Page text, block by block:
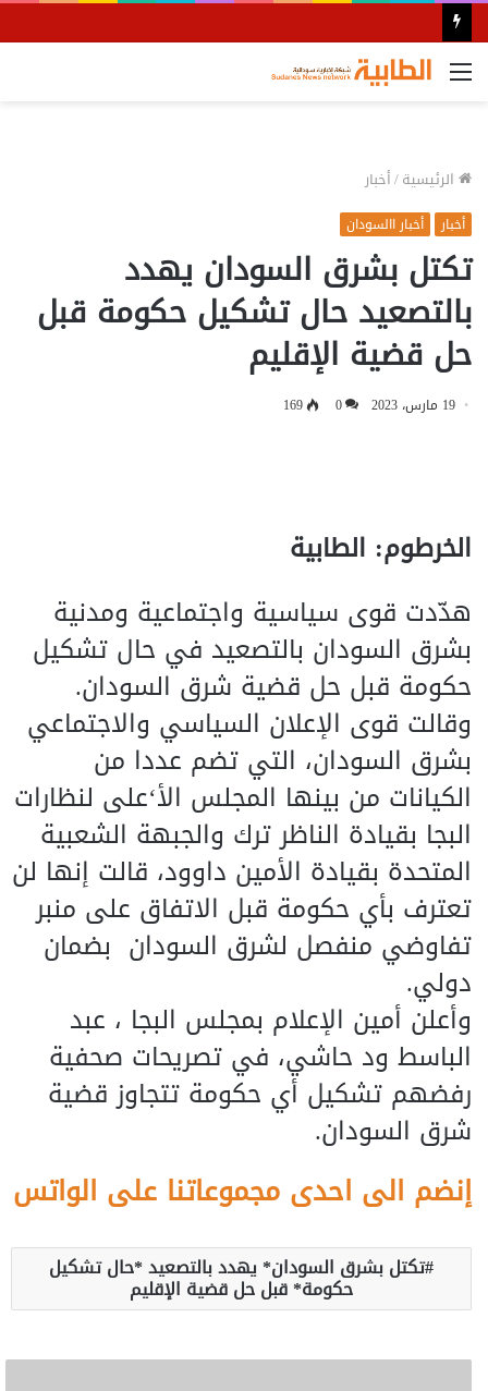
القائمة
الرئيسية/أخبار
أخبار أخبار االسودان
تكتل بشرق السودان يهدد
بالتصعيد حال تشكيل حكومة قبل
حل قضية الإقليم
19 مارس، 2023 0
169
الخرطوم: الطابية
هدّدت قوى سياسية واجتماعية ومدنية
بشرق السودان بالتصعيد في حال تشكيل
حكومة قبل حل قضية شرق السودان.
وقالت قوى الإعلان السياسي والاجتماعي
بشرق السودان، التي تضم عددا من
الكيانات من بينها المجلس الأ‘على لنظارات
البجا بقيادة الناظر ترك والجبهة الشعبية
المتحدة بقيادة الأمين داوود، قالت إنها لن
تعترف بأي حكومة قبل الاتفاق على منبر
تفاوضي منفصل لشرق السودان بضمان
دولي.
وأعلن أمين الإعلام بمجلس البجا ، عبد
الباسط ود حاشي، في تصريحات صحفية
رفضهم تشكيل أي حكومة تتجاوز قضية
شرق السودان.
إنضم الى احدى مجموعاتنا على الواتس
تكتل بشرق السودان* يهدد بالتصعيد *حال تشكيل
حكومة* قبل حل قضية الإقليم